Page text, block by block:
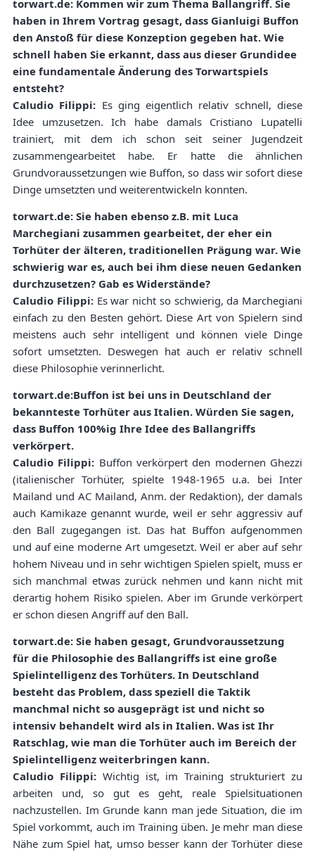
torwart.de: Kommen wir zum Thema Ballangriff. Sie
haben in Ihrem Vortrag gesagt, dass Gianluigi Buffon
den Anstoß für diese Konzeption gegeben hat. Wie
schnell haben Sie erkannt, dass aus dieser Grundidee
eine fundamentale Änderung des Torwartspiels
entsteht?
Caludio Filippi: Es ging eigentlich relativ schnell, diese
Idee umzusetzen. Ich habe damals Cristiano Lupatelli
trainiert, mit dem ich schon seit seiner Jugendzeit
zusammengearbeitet habe. Er hatte die ähnlichen
Grundvoraussetzungen wie Buffon, so dass wir sofort diese
Dinge umsetzten und weiterentwickeln konnten.
torwart.de: Sie haben ebenso z.B. mit Luca
Marchegiani zusammen gearbeitet, der eher ein
Torhüter der älteren, traditionellen Prägung war. Wie
schwierig war es, auch bei ihm diese neuen Gedanken
durchzusetzen? Gab es Widerstände?
Caludio Filippi: Es war nicht so schwierig, da Marchegiani
einfach zu den Besten gehört. Diese Art von Spielern sind
meistens auch sehr intelligent und können viele Dinge
sofort umsetzten. Deswegen hat auch er relativ schnell
diese Philosophie verinnerlicht.
torwart.de:Buffon ist bei uns in Deutschland der
bekannteste Torhüter aus Italien. Würden Sie sagen,
dass Buffon 100%ig Ihre Idee des Ballangriffs
verkörpert.
Caludio Filippi: Buffon verkörpert den modernen Ghezzi
(italienischer Torhüter, spielte 1948-1965 u.a. bei Inter
Mailand und AC Mailand, Anm. der Redaktion), der damals
auch Kamikaze genannt wurde, weil er sehr aggressiv auf
den Ball zugegangen ist. Das hat Buffon aufgenommen
und auf eine moderne Art umgesetzt. Weil er aber auf sehr
hohem Niveau und in sehr wichtigen Spielen spielt, muss er
sich manchmal etwas zurück nehmen und kann nicht mit
derartig hohem Risiko spielen. Aber im Grunde verkörpert
er schon diesen Angriff auf den Ball.
torwart.de: Sie haben gesagt, Grundvoraussetzung
für die Philosophie des Ballangriffs ist eine große
Spielintelligenz des Torhüters. In Deutschland
besteht das Problem, dass speziell die Taktik
manchmal nicht so ausgeprägt ist und nicht so
intensiv behandelt wird als in Italien. Was ist Ihr
Ratschlag, wie man die Torhüter auch im Bereich der
Spielintelligenz weiterbringen kann.
Caludio Filippi: Wichtig ist, im Training strukturiert zu
arbeiten und, so gut es geht, reale Spielsituationen
nachzustellen. Im Grunde kann man jede Situation, die im
Spiel vorkommt, auch im Training üben. Je mehr man diese
Nähe zum Spiel hat, umso besser kann der Torhüter diese